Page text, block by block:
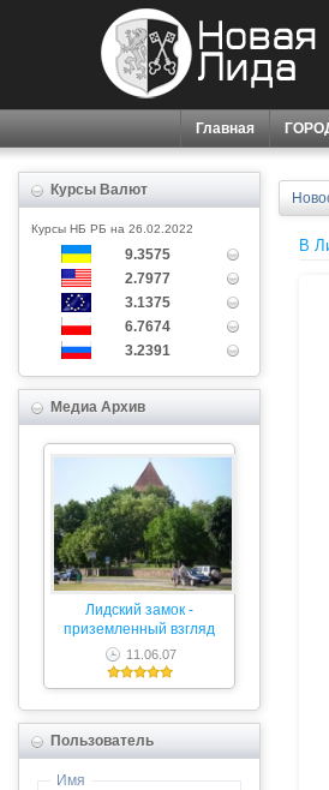
Главная
Курсы Валют
Курсы НБ РБ на 26.02.2022
9.3575
2.7977
3.1375
6.7674
3.2391
Медиа Архив
Лидский замок -
приземленный взгляд
11.06.07
Пользователь
Имя
В